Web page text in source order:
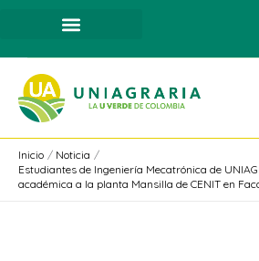
contenido
Inicio
Noticia
Estudiantes de Ingeniería Mecatrónica de
académica a la planta Mansilla de CENIT en